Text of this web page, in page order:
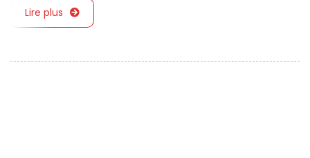
Lire plus